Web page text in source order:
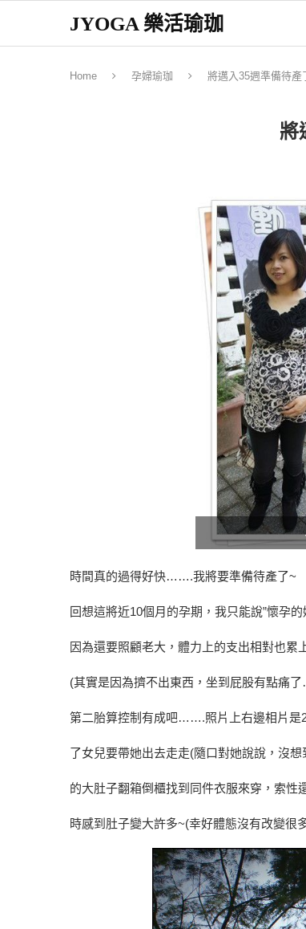
JYOGA 樂活瑜珈
Home 孕婦瑜珈 將邁入35週準備待產
將
時間真的過得好快…….我將要準備待產了~
回想這將近10個月的孕期，我只能說”懷孕
因為還要照顧老大，體力上的支出相對也
(其實是因為擠不出東西，坐到屁股有點痛
第二胎算控制有成吧…….照片上右邊相片是
了女兒要帶她出去走走(隨口對她說說，沒
的大肚子翻箱倒櫃找到同件衣服來穿，索
時感到肚子變大許多~(幸好體態沒有改變很